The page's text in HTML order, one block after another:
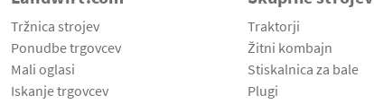
Tržnica strojev
Ponudbe trgovcev
Mali oglasi
Iskanje trgovcev
Traktorji
Žitni kombajn
Stiskalnica za bale
Plugi